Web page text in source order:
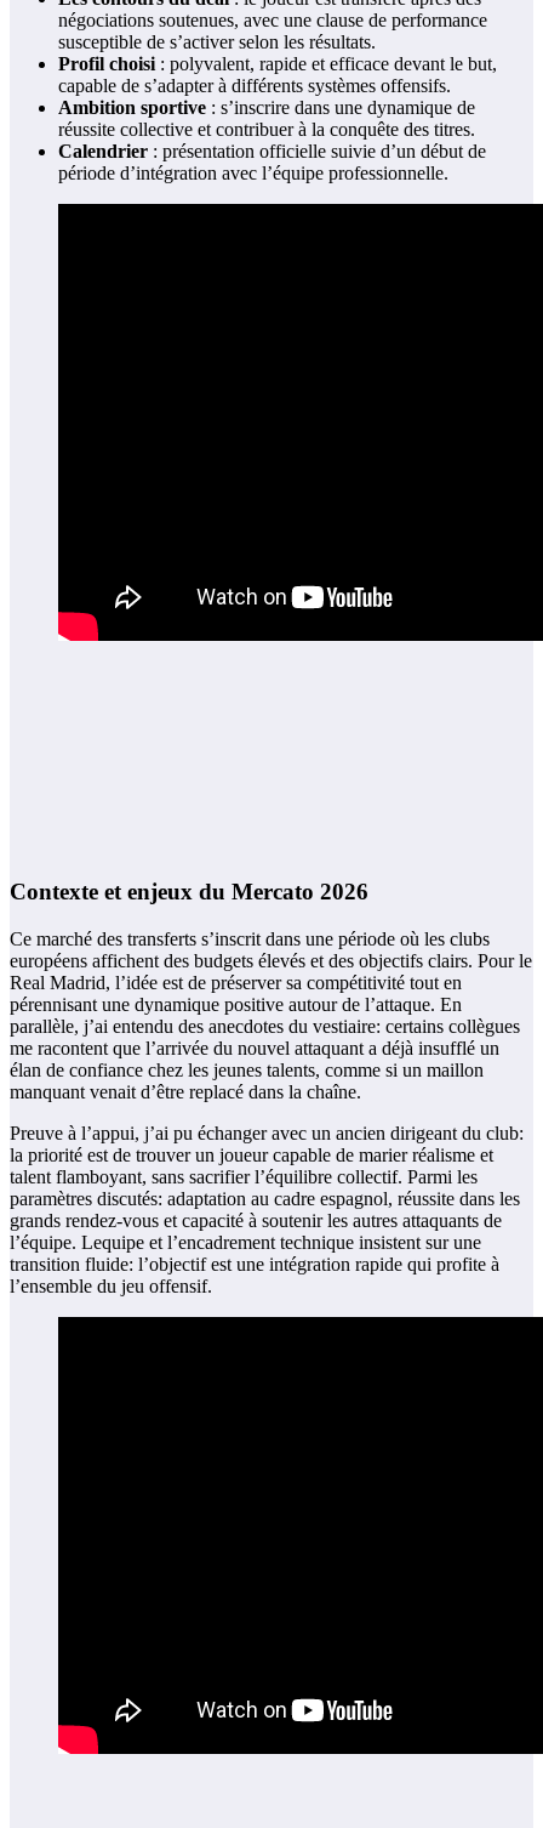
négociations soutenues, avec une clause de performance
susceptible de s’activer selon les résultats.
Profil choisi : polyvalent, rapide et efficace devant le but,
capable de s’adapter à différents systèmes offensifs.
Ambition sportive : s’inscrire dans une dynamique de
réussite collective et contribuer à la conquête des titres.
Calendrier : présentation officielle suivie d’un début de
période d’intégration avec l’équipe professionnelle.
Contexte et enjeux du Mercato 2026
Ce marché des transferts s’inscrit dans une période où les clubs
européens affichent des budgets élevés et des objectifs clairs. Pour le
Real Madrid, l’idée est de préserver sa compétitivité tout en
pérennisant une dynamique positive autour de l’attaque. En
parallèle, j’ai entendu des anecdotes du vestiaire: certains collègues
me racontent que l’arrivée du nouvel attaquant a déjà insufflé un
élan de confiance chez les jeunes talents, comme si un maillon
manquant venait d’être replacé dans la chaîne.
Preuve à l’appui, j’ai pu échanger avec un ancien dirigeant du club:
la priorité est de trouver un joueur capable de marier réalisme et
talent flamboyant, sans sacrifier l’équilibre collectif. Parmi les
paramètres discutés: adaptation au cadre espagnol, réussite dans les
grands rendez-vous et capacité à soutenir les autres attaquants de
l’équipe. Lequipe et l’encadrement technique insistent sur une
transition fluide: l’objectif est une intégration rapide qui profite à
l’ensemble du jeu offensif.